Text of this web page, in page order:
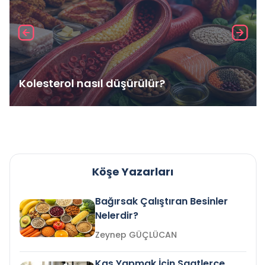
Kolesterol nasıl düşürülür?
Köşe Yazarları
Bağırsak Çalıştıran Besinler
Nelerdir?
Zeynep GÜÇLÜCAN